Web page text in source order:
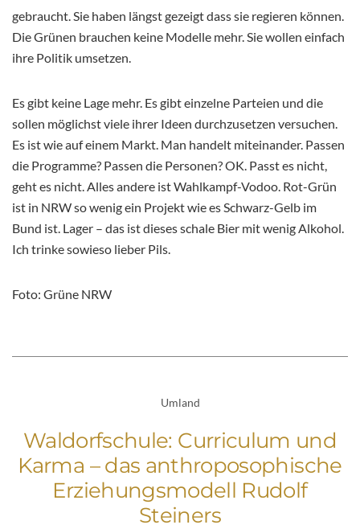
gebraucht. Sie haben längst gezeigt dass sie regieren können.
Die Grünen brauchen keine Modelle mehr. Sie wollen einfach
ihre Politik umsetzen.
Es gibt keine Lage mehr. Es gibt einzelne Parteien und die
sollen möglichst viele ihrer Ideen durchzusetzen versuchen.
Es ist wie auf einem Markt. Man handelt miteinander. Passen
die Programme? Passen die Personen? OK. Passt es nicht,
geht es nicht. Alles andere ist Wahlkampf-Vodoo. Rot-Grün
ist in NRW so wenig ein Projekt wie es Schwarz-Gelb im
Bund ist. Lager – das ist dieses schale Bier mit wenig Alkohol.
Ich trinke sowieso lieber Pils.
Foto: Grüne NRW
Umland
Waldorfschule: Curriculum und
Karma – das anthroposophische
Erziehungsmodell Rudolf
Steiners